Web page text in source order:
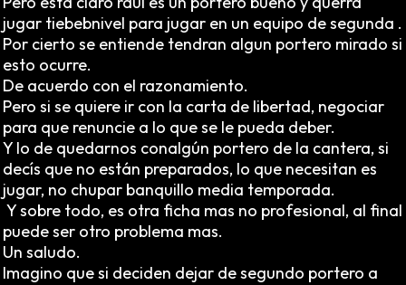
jugar tiebebnivel para jugar en un equipo de segunda .
Por cierto se entiende tendran algun portero mirado si
esto ocurre.
De acuerdo con el razonamiento.
Pero si se quiere ir con la carta de libertad, negociar
para que renuncie a lo que se le pueda deber.
Y lo de quedarnos conalgún portero de la cantera, si
decís que no están preparados, lo que necesitan es
jugar, no chupar banquillo media temporada.
Y sobre todo, es otra ficha mas no profesional, al final
puede ser otro problema mas.
Un saludo.
Imagino que si deciden dejar de segundo portero a